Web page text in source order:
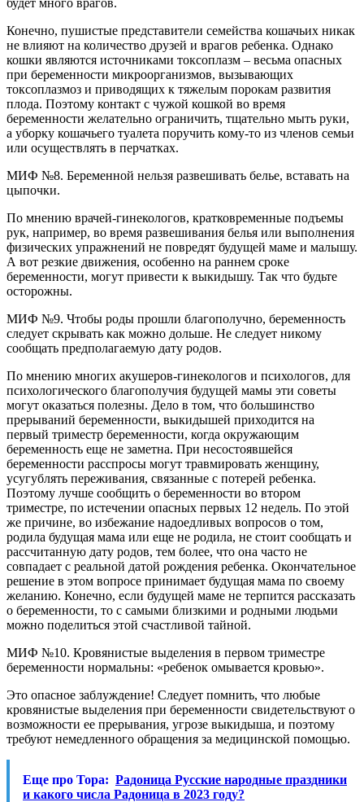
Конечно, пушистые представители семейства кошачьих никак
не влияют на количество друзей и врагов ребенка. Однако
кошки являются источниками токсоплазм – весьма опасных
при беременности микроорганизмов, вызывающих
токсоплазмоз и приводящих к тяжелым порокам развития
плода. Поэтому контакт с чужой кошкой во время
беременности желательно ограничить, тщательно мыть руки,
а уборку кошачьего туалета поручить кому-то из членов семьи
или осуществлять в перчатках.
МИФ №8. Беременной нельзя развешивать белье, вставать на
цыпочки.
По мнению врачей-гинекологов, кратковременные подъемы
рук, например, во время развешивания белья или выполнения
физических упражнений не повредят будущей маме и малышу.
А вот резкие движения, особенно на раннем сроке
беременности, могут привести к выкидышу. Так что будьте
осторожны.
МИФ №9. Чтобы роды прошли благополучно, беременность
следует скрывать как можно дольше. Не следует никому
сообщать предполагаемую дату родов.
По мнению многих акушеров-гинекологов и психологов, для
психологического благополучия будущей мамы эти советы
могут оказаться полезны. Дело в том, что большинство
прерываний беременности, выкидышей приходится на
первый триместр беременности, когда окружающим
беременность еще не заметна. При несостоявшейся
беременности расспросы могут травмировать женщину,
усугублять переживания, связанные с потерей ребенка.
Поэтому лучше сообщить о беременности во втором
триместре, по истечении опасных первых 12 недель. По этой
же причине, во избежание надоедливых вопросов о том,
родила будущая мама или еще не родила, не стоит сообщать и
рассчитанную дату родов, тем более, что она часто не
совпадает с реальной датой рождения ребенка. Окончательное
решение в этом вопросе принимает будущая мама по своему
желанию. Конечно, если будущей маме не терпится рассказать
о беременности, то с самыми близкими и родными людьми
можно поделиться этой счастливой тайной.
МИФ №10. Кровянистые выделения в первом триместре
беременности нормальны: «ребенок омывается кровью».
Это опасное заблуждение! Следует помнить, что любые
кровянистые выделения при беременности свидетельствуют о
возможности ее прерывания, угрозе выкидыша, и поэтому
требуют немедленного обращения за медицинской помощью.
Еще про Тора: Радоница Русские народные праздники
и какого числа Радоница в 2023 году?